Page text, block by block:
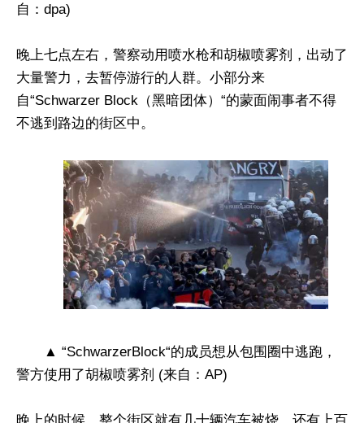
自：dpa)
晚上七点左右，警察动用喷水枪和胡椒喷雾剂，出动了
大量警力，去暂停游行的人群。小部分来
自“Schwarzer Block（黑暗团体）“的蒙面闹事者不得
不逃到路边的街区中。
▲ “SchwarzerBlock“的成员想从包围圈中逃跑，
警方使用了胡椒喷雾剂 (来自：AP)